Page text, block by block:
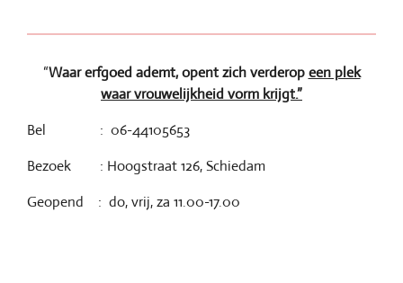
“Waar erfgoed ademt, opent zich verderopeen plek
waar vrouwelijkheid vorm krijgt.”
Bel : 06-44105653
Bezoek : Hoogstraat 126, Schiedam
Geopend : do, vrij, za 11.00-17.00